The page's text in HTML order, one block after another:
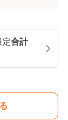
定合計